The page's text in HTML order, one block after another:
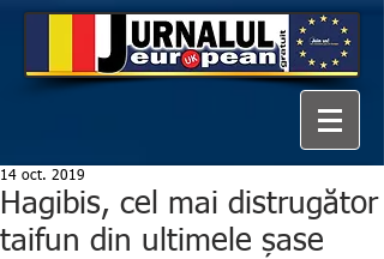
Hagibis, cel mai distrugător
taifun din ultimele șase
14 oct. 2019